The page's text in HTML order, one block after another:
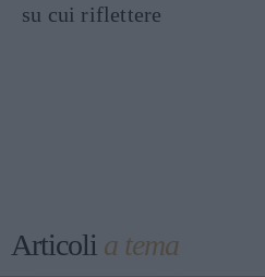
su cui riflettere
Articoli a tema